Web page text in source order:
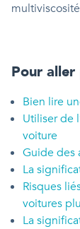
Pour aller
Bien lire
Utiliser de
voiture
Guide des
La
Risques
voitures
La